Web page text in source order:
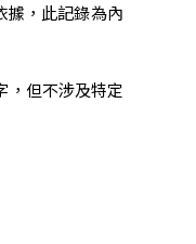
據，此記錄為內
，但不涉及特定